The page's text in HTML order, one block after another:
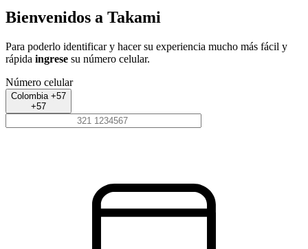
Bienvenidos a Takami
Para poderlo identificar y hacer su experiencia mucho más fácil y
rápida ingrese su número celular.
Número celular
Colombia +57
+57